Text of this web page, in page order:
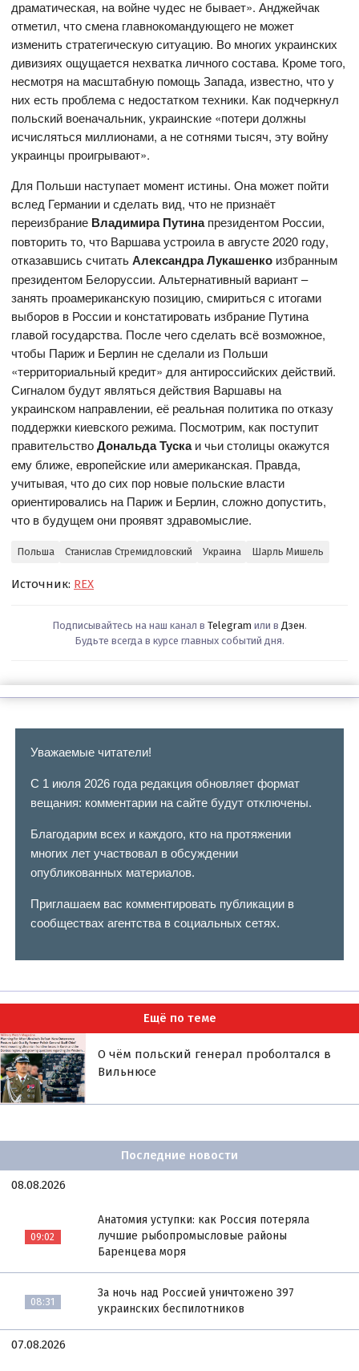
драматическая, на войне чудес не бывает». Анджейчак
отметил, что смена главнокомандующего не может
изменить стратегическую ситуацию. Во многих украинских
дивизиях ощущается нехватка личного состава. Кроме того,
несмотря на масштабную помощь Запада, известно, что у
них есть проблема с недостатком техники. Как подчеркнул
польский военачальник, украинские «потери должны
исчисляться миллионами, а не сотнями тысяч, эту войну
украинцы проигрывают».
Для Польши наступает момент истины. Она может пойти
вслед Германии и сделать вид, что не признаёт
переизбрание Владимира Путинапрезидентом России,
повторить то, что Варшава устроила в августе 2020 году,
отказавшись считатьАлександра Лукашенко избранным
президентом Белоруссии. Альтернативный вариант –
занять проамериканскую позицию, смириться с итогами
выборов в России и констатировать избрание Путина
главой государства. После чего сделать всё возможное,
чтобы Париж и Берлин не сделали из Польши
«территориальный кредит» для антироссийских действий.
Сигналом будут являться действия Варшавы на
украинском направлении, её реальная политика по отказу
поддержки киевского режима. Посмотрим, как поступит
правительствоДональда Тускаи чьи столицы окажутся
ему ближе, европейские или американская. Правда,
учитывая, что до сих пор новые польские власти
ориентировались на Париж и Берлин, сложно допустить,
что в будущем они проявят здравомыслие.
Польша Станислав Стремидловский Украина Шарль Мишель
Источник: REX
Подписывайтесь на наш канал в Telegram или в Дзен.
Будьте всегда в курсе главных событий дня.
Уважаемые читатели!
С 1 июля 2026 года редакция обновляет формат
вещания: комментарии на сайте будут отключены.
Благодарим всех и каждого, кто на протяжении
многих лет участвовал в обсуждении
опубликованных материалов.
Приглашаем вас комментировать публикации в
сообществах агентства в социальных сетях.
Ещё по теме
О чём польский генерал проболтался в
Вильнюсе
Последние новости
08.08.2026
09:02
Анатомия уступки: как Россия потеряла
лучшие рыбопромысловые районы
Баренцева моря
08:31
За ночь над Россией уничтожено 397
украинских беспилотников
07.08.2026